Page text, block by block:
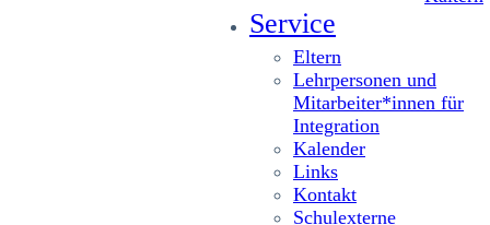
Service
Eltern
Lehrpersonen und
Mitarbeiter*innen für
Integration
Kalender
Links
Kontakt
Schulexterne